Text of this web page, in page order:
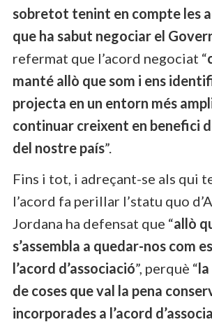
sobretot tenint en compte les
que ha sabut negociar el
refermat que l’acord negociat “
manté allò que som i ens
projecta en un entorn més
continuar creixent en benefici
del nostre país”.
Fins i tot, i adreçant-se als qui
l’acord fa perillar l’statu quo
Jordana ha defensat que “allò
s’assembla a quedar-nos com
l’acord d’associació”, perquè “
de coses que val la pena
incorporades a l’acord